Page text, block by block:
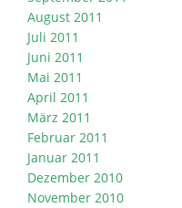
August 2011
Juli 2011
Juni 2011
Mai 2011
April 2011
März 2011
Februar 2011
Januar 2011
Dezember 2010
November 2010